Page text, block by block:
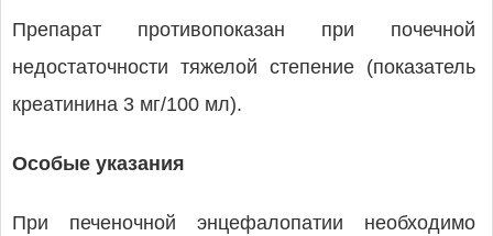
Препарат противопоказан при почечной
недостаточности тяжелой степение (показатель
креатинина 3 мг/100 мл).
Особые указания
При печеночной энцефалопатии необходимо